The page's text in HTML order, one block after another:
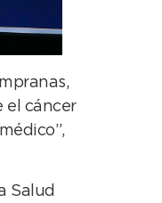
el cáncer
Salud